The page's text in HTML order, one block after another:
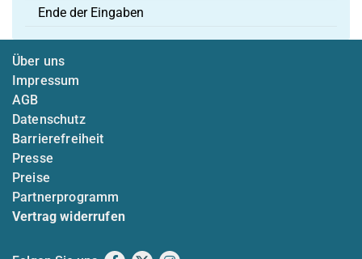
Ende der Eingaben
Über uns
Impressum
AGB
Datenschutz
Barrierefreiheit
Presse
Preise
Partnerprogramm
Vertrag widerrufen